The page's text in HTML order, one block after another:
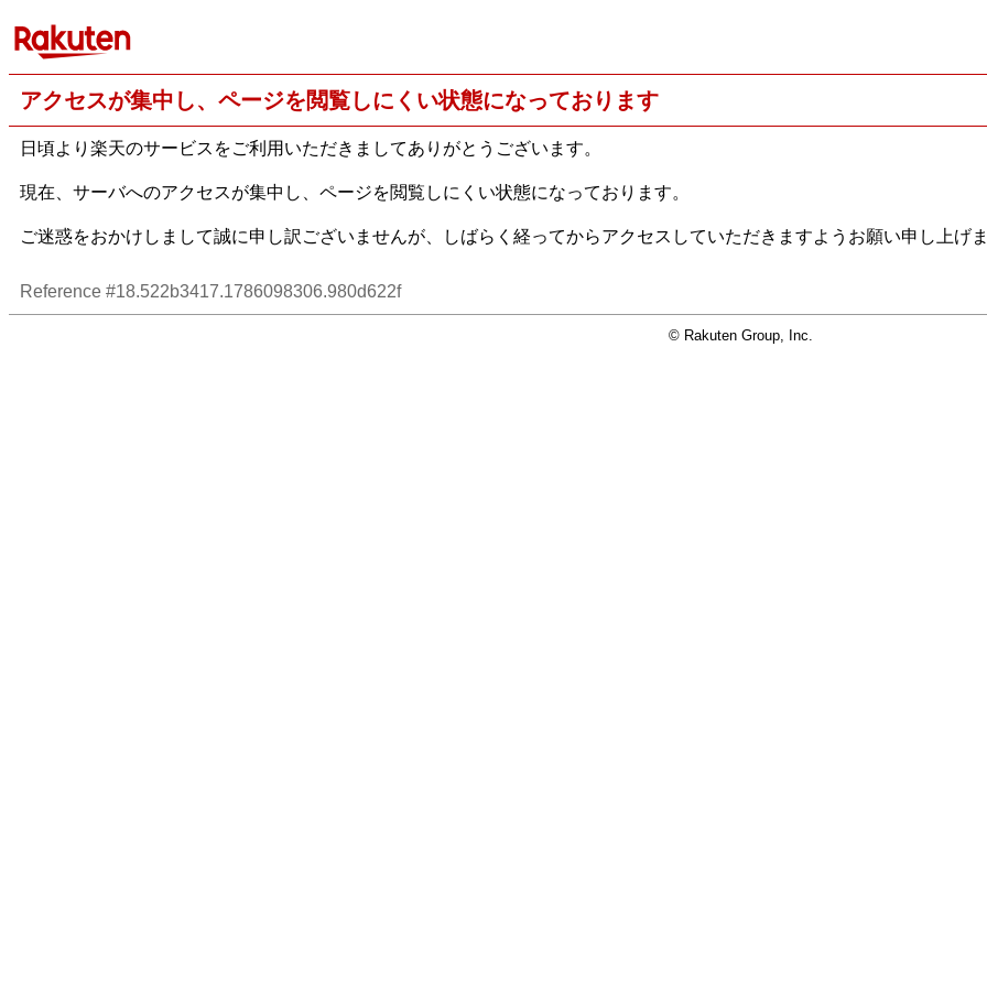
アクセスが集中し、ページを閲覧しにくい状態になっております
日頃より楽天のサービスをご利用いただきましてありがとうございます。
現在、サーバへのアクセスが集中し、ページを閲覧しにくい状態になっております。
ご迷惑をおかけしまして誠に申し訳ございませんが、しばらく経ってからアクセスしていただきますようお願い申し上げ
Reference #18.522b3417.1786098306.980d622f
© Rakuten Group, Inc.